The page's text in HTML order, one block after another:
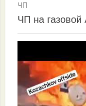
ЧП
ЧП на